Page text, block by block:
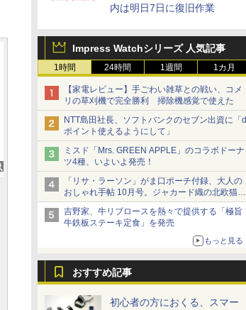
内は明日7日に復旧作業
Impress Watchシリーズ 人気記事
1時間 24時間 1週間 1カ月
【家電レビュー】手ごわい雑草との戦い、コメ
リの草刈機で完全勝利 掃除機感覚で使えた
NTT島田社長、ソフトバンクのセブン出資に「d
ポイント使えるようにして」
ミスド「Mrs. GREEN APPLE」のコラボドーナ
ツ4種、いよいよ発売！
「リサ・ラーソン」がま口ポーチ付録、大人の
おしゃれ手帖 10月号。ジャカード織の北欧猫デ
ザイン
吉野家、牛リブロースを熱々で提供する「極旨
牛鉄板ステーキ定食」を発売
もっと見る
おすすめ記事
初心者の方におくる、スマー